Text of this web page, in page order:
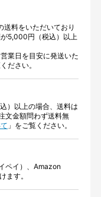
料をいただいており
5,000円（税込）以上
業日を目安に発送いた
ださい。
）以上の場合、送料は
文金額問わず送料無
」をご覧ください。
ペイ）、Amazon
ます。